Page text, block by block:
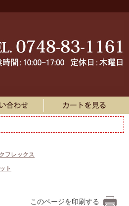
フレックス
ト
このページを印刷する